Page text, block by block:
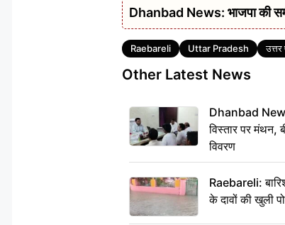
Dhanbad News: भाजपा की
Tags
Raebareli Uttar Pradesh
Other Latest News
Dhanbad
विस्तार पर
विवरण
Raebareli:
के दावों की खुली